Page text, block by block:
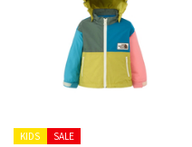
SALE
KIDS